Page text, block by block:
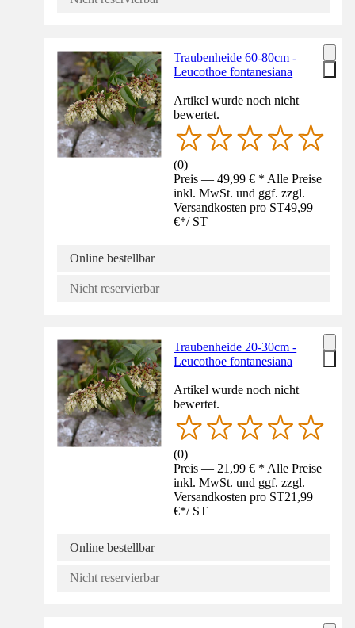
Traubenheide 60-80cm -
Leucothoe fontanesiana
Artikel wurde noch nicht
bewertet.
(0)
Preis — 49,99 € * Alle Preise
inkl. MwSt. und ggf. zzgl.
Versandkosten pro ST49,99
€*/ ST
Online bestellbar
Nicht reservierbar
Traubenheide 20-30cm -
Leucothoe fontanesiana
Artikel wurde noch nicht
bewertet.
(0)
Preis — 21,99 € * Alle Preise
inkl. MwSt. und ggf. zzgl.
Versandkosten pro ST21,99
€*/ ST
Online bestellbar
Nicht reservierbar